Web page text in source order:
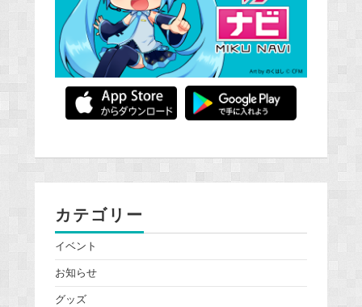
カテゴリー
イベント
お知らせ
グッズ